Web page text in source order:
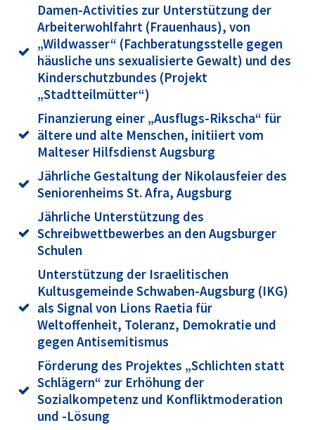
Damen-Activities zur Unterstützung der
Arbeiterwohlfahrt (Frauenhaus), von
„Wildwasser“ (Fachberatungsstelle gegen
häusliche uns sexualisierte Gewalt) und des
Kinderschutzbundes (Projekt
„Stadtteilmütter“)
Finanzierung einer „Ausflugs-Rikscha“ für
ältere und alte Menschen, initiiert vom
Malteser Hilfsdienst Augsburg
Jährliche Gestaltung der Nikolausfeier des
Seniorenheims St. Afra, Augsburg
Jährliche Unterstützung des
Schreibwettbewerbes an den Augsburger
Schulen
Unterstützung der Israelitischen
Kultusgemeinde Schwaben-Augsburg (IKG)
als Signal von Lions Raetia für
Weltoffenheit, Toleranz, Demokratie und
gegen Antisemitismus
Förderung des Projektes „Schlichten statt
Schlägern“ zur Erhöhung der
Sozialkompetenz und Konfliktmoderation
und -Lösung